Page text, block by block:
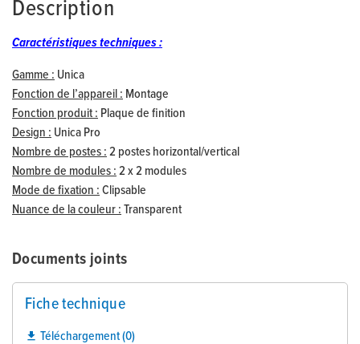
Description
Caractéristiques techniques :
Gamme : Unica
Fonction de l’appareil : Montage
Fonction produit : Plaque de finition
Design : Unica Pro
Nombre de postes :2 postes horizontal/vertical
Nombre de modules :2 x 2 modules
Mode de fixation :Clipsable
Nuance de la couleur :Transparent
Documents joints
Fiche technique
 Téléchargement (0)